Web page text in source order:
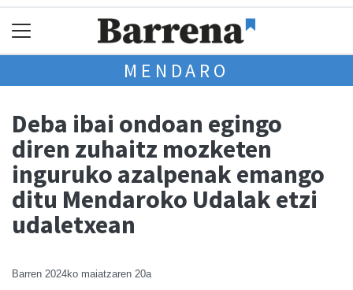
MENDARO
Deba ibai ondoan egingo
diren zuhaitz mozketen
inguruko azalpenak emango
ditu Mendaroko Udalak etzi
udaletxean
Barren 2024ko maiatzaren 20a